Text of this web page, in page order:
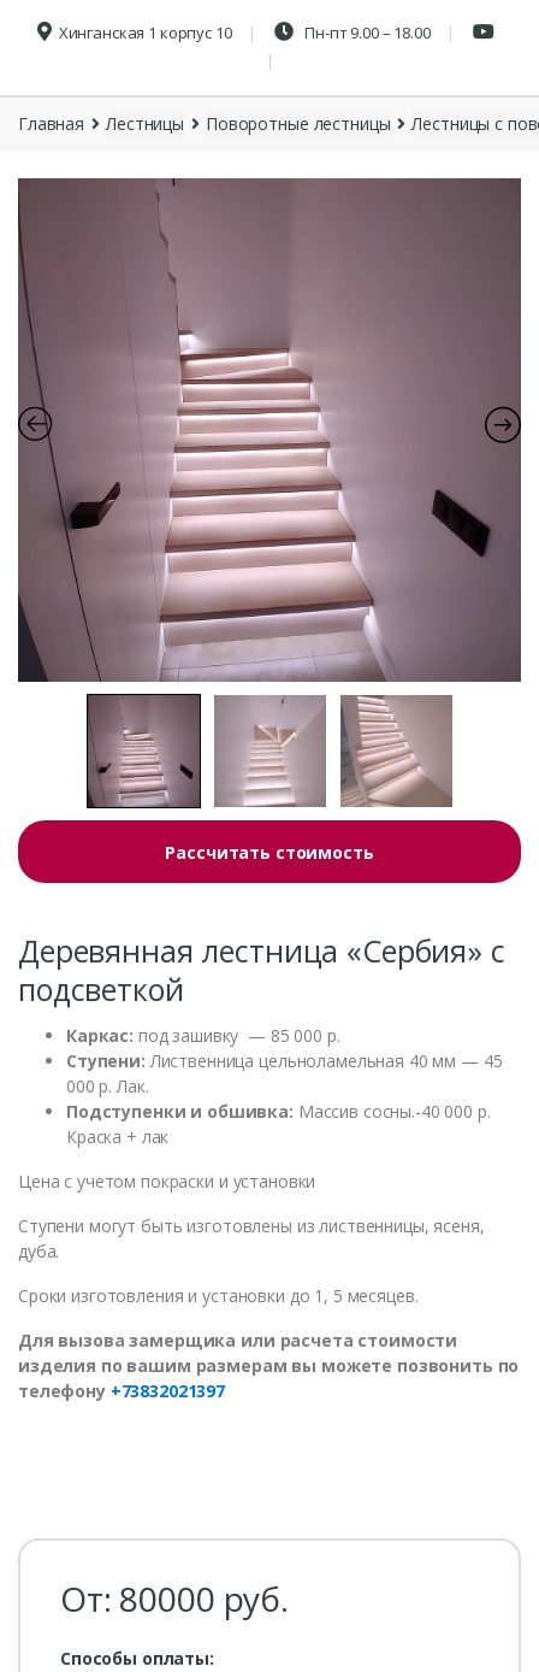
Хинганская 1 корпус 10 Пн-пт 9.00 – 18.00
Главная Лестницы Поворотные лестницы Лестницы с
Рассчитать стоимость
Деревянная лестница «Сербия» с
подсветкой
Каркас: под зашивку — 85 000 р.
Ступени: Лиственница цельноламельная 40 мм — 45
000 р. Лак.
Подступенки и обшивка: Массив сосны.-40 000 р.
Краска + лак
Цена с учетом покраски и установки
Ступени могут быть изготовлены из лиственницы, ясеня,
дуба.
Сроки изготовления и установки до 1, 5 месяцев.
Для вызова замерщика или расчета стоимости
изделия по вашим размерам вы можете позвонить по
телефону +73832021397
От: 80000 руб.
Способы оплаты: